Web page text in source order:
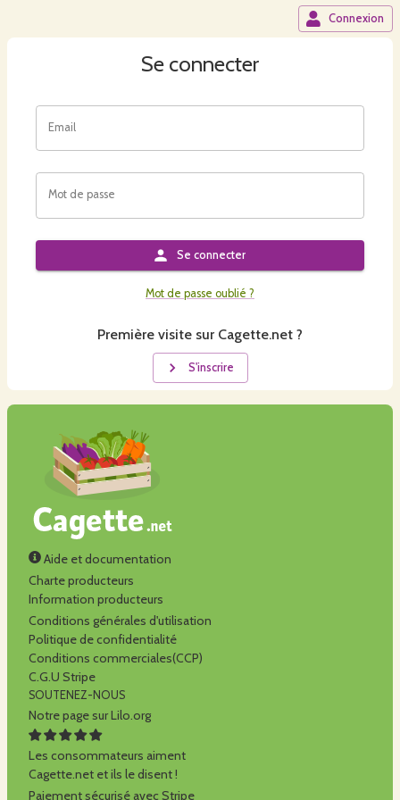
Connexion
Se connecter
Email
Mot de passe
Se connecter
Mot de passe oublié ?
Première visite sur Cagette.net ?
S'inscrire
Aide et documentation
Charte producteurs
Information producteurs
Conditions générales d'utilisation
Politique de confidentialité
Conditions commerciales(CCP)
C.G.U Stripe
SOUTENEZ-NOUS
Notre page sur Lilo.org
Les consommateurs aiment
Cagette.net et ils le disent !
Paiement sécurisé avec Stripe